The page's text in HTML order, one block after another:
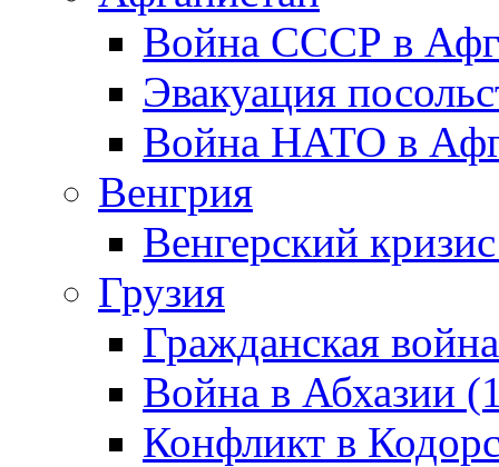
Война СССР в
Эвакуация
Война НАТО в
Венгрия
Венгерский
Грузия
Гражданская
Война в Абхазии
Конфликт в